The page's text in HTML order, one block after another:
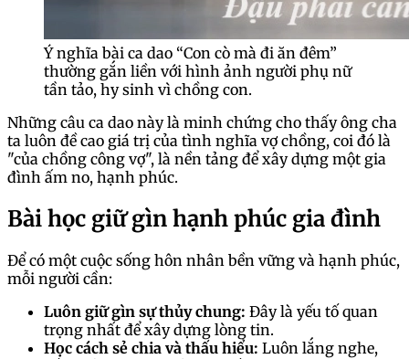
Ý nghĩa bài ca dao “Con cò mà đi ăn đêm”
thường gắn liền với hình ảnh người phụ nữ
tần tảo, hy sinh vì chồng con.
Những câu ca dao này là minh chứng cho thấy ông cha
ta luôn đề cao giá trị của tình nghĩa vợ chồng, coi đó là
"của chồng công vợ", là nền tảng để xây dựng một gia
đình ấm no, hạnh phúc.
Bài học giữ gìn hạnh phúc gia đình
Để có một cuộc sống hôn nhân bền vững và hạnh phúc,
mỗi người cần:
Luôn giữ gìn sự thủy chung: Đây là yếu tố quan
trọng nhất để xây dựng lòng tin.
Học cách sẻ chia và thấu hiểu: Luôn lắng nghe,